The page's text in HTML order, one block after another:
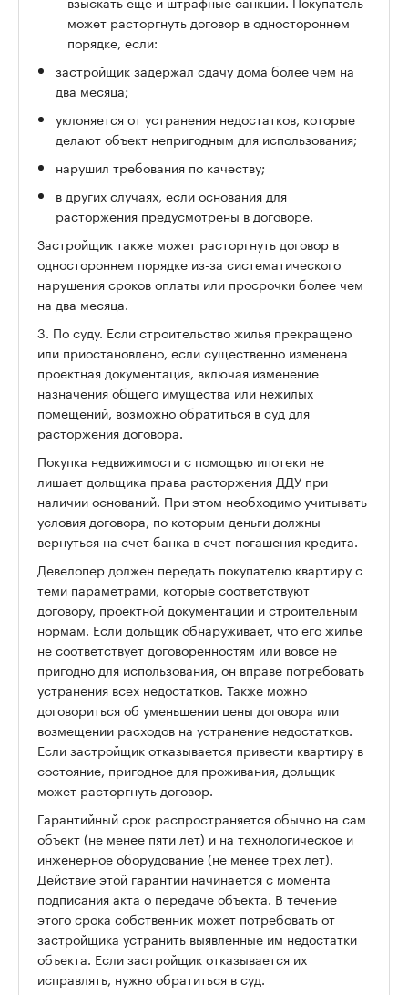
может расторгнуть договор в одностороннем
порядке, если:
застройщик задержал сдачу дома более чем на
два месяца;
уклоняется от устранения недостатков, которые
делают объект непригодным для использования;
нарушил требования по качеству;
в других случаях, если основания для
расторжения предусмотрены в договоре.
Застройщик также может расторгнуть договор в
одностороннем порядке из-за систематического
нарушения сроков оплаты или просрочки более чем
на два месяца.
3. По суду. Если строительство жилья прекращено
или приостановлено, если существенно изменена
проектная документация, включая изменение
назначения общего имущества или нежилых
помещений, возможно обратиться в суд для
расторжения договора.
Покупка недвижимости с помощью ипотеки не
лишает дольщика права расторжения ДДУ при
наличии оснований. При этом необходимо учитывать
условия договора, по которым деньги должны
вернуться на счет банка в счет погашения кредита.
Девелопер должен передать покупателю квартиру с
теми параметрами, которые соответствуют
договору, проектной документации и строительным
нормам. Если дольщик обнаруживает, что его жилье
не соответствует договоренностям или вовсе не
пригодно для использования, он вправе потребовать
устранения всех недостатков. Также можно
договориться об уменьшении цены договора или
возмещении расходов на устранение недостатков.
Если застройщик отказывается привести квартиру в
состояние, пригодное для проживания, дольщик
может расторгнуть договор.
Гарантийный срок распространяется обычно на сам
объект (не менее пяти лет) и на технологическое и
инженерное оборудование (не менее трех лет).
Действие этой гарантии начинается с момента
подписания акта о передаче объекта. В течение
этого срока собственник может потребовать от
застройщика устранить выявленные им недостатки
объекта. Если застройщик отказывается их
исправлять, нужно обратиться в суд.